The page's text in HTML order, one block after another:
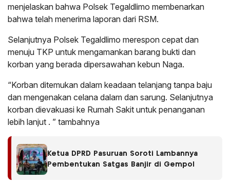
menjelaskan bahwa Polsek Tegaldlimo membenarkan
bahwa telah menerima laporan dari RSM.
Selanjutnya Polsek Tegaldlimo merespon cepat dan
menuju TKP untuk mengamankan barang bukti dan
korban yang berada dipersawahan kebun Naga.
“Korban ditemukan dalam keadaan telanjang tanpa baju
dan mengenakan celana dalam dan sarung. Selanjutnya
korban dievakuasi ke Rumah Sakit untuk penanganan
lebih lanjut . ” tambahnya
Ketua DPRD Pasuruan Soroti Lambannya
Pembentukan Satgas Banjir di Gempol